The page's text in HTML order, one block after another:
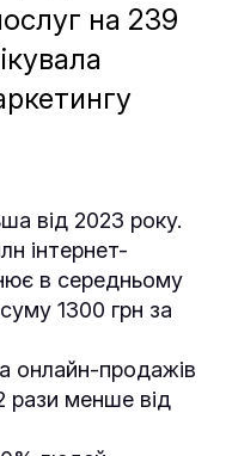
на 239
від 2023 року.
інтернет-
в середньому
1300 грн за
онлайн-продажів
рази менше від